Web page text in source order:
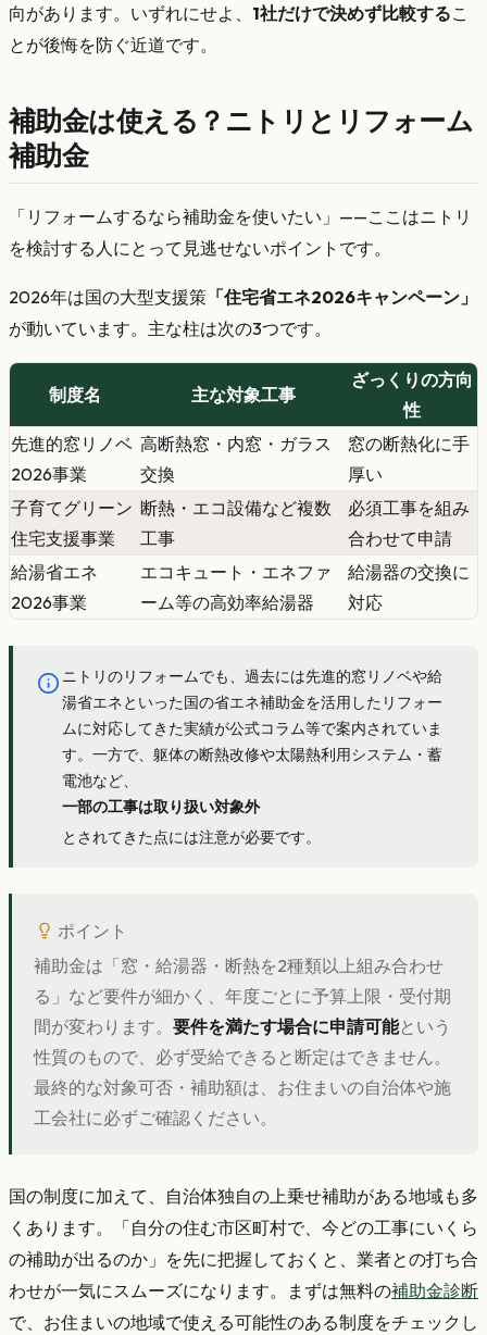
向があります。いずれにせよ、 1社だけで決めず比較するこ
とが後悔を防ぐ近道です。
補助金は使える？ニトリとリフォーム
補助金
「リフォームするなら補助金を使いたい」——ここはニトリ
を検討する人にとって見逃せないポイントです。
2026年は国の大型支援策 「住宅省エネ2026キャンペーン」
が動いています。主な柱は次の3つです。
制度名 主な対象工事
ざっくりの方向
性
先進的窓リノベ
2026事業
高断熱窓・内窓・ガラス
交換
窓の断熱化に手
厚い
子育てグリーン
住宅支援事業
断熱・エコ設備など複数
工事
必須工事を組み
合わせて申請
給湯省エネ
2026事業
エコキュート・エネファ
ーム等の高効率給湯器
給湯器の交換に
対応
ニトリのリフォームでも、過去には先進的窓リノベや給
湯省エネといった国の省エネ補助金を活用したリフォー
ムに対応してきた実績が公式コラム等で案内されていま
す。一方で、躯体の断熱改修や太陽熱利用システム・蓄
電池など、
一部の工事は取り扱い対象外
とされてきた点には注意が必要です。
ポイント
補助金は「窓・給湯器・断熱を2種類以上組み合わせ
る」など要件が細かく、年度ごとに予算上限・受付期
間が変わります。 要件を満たす場合に申請可能という
性質のもので、必ず受給できると断定はできません。
最終的な対象可否・補助額は、お住まいの自治体や施
工会社に必ずご確認ください。
国の制度に加えて、自治体独自の上乗せ補助がある地域も多
くあります。「自分の住む市区町村で、今どの工事にいくら
の補助が出るのか」を先に把握しておくと、業者との打ち合
わせが一気にスムーズになります。まずは無料の補助金診断
で、お住まいの地域で使える可能性のある制度をチェックし